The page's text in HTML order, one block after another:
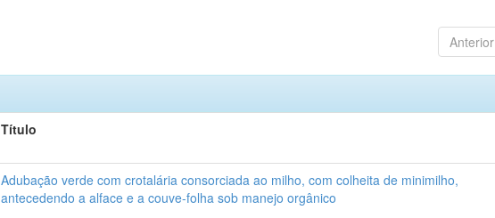
Anterior
Título
Adubação verde com crotalária consorciada ao milho, com colheita de minimilho,
antecedendo a alface e a couve-folha sob manejo orgânico